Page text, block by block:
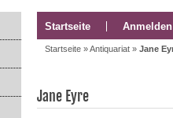
Startseite Anmelden
Startseite »Antiquariat » Jane
Jane Eyre